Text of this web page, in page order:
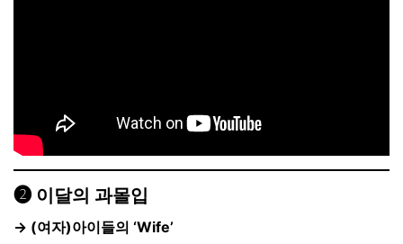
❷ 이달의 과몰입
→ (여자)아이들의 ‘Wife’